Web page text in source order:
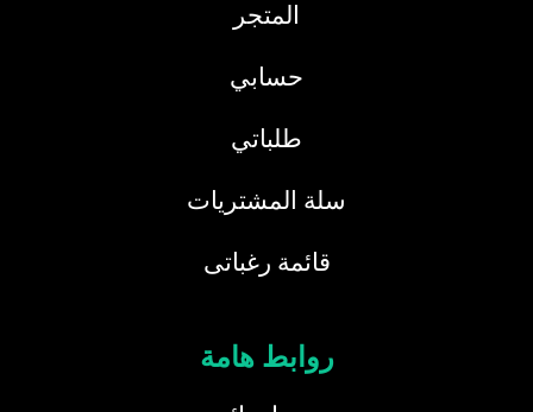
المتجر
حسابي
طلباتي
سلة المشتريات
قائمة رغباتى
روابط هامة